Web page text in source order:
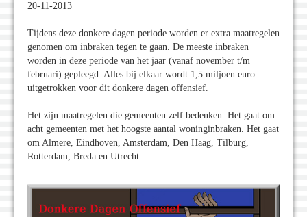
20-11-2013
Tijdens deze donkere dagen periode worden er extra maatregelen
genomen om inbraken tegen te gaan. De meeste inbraken
worden in deze periode van het jaar (vanaf november t/m
februari) gepleegd. Alles bij elkaar wordt 1,5 miljoen euro
uitgetrokken voor dit donkere dagen offensief.
Het zijn maatregelen die gemeenten zelf bedenken. Het gaat om
acht gemeenten met het hoogste aantal woninginbraken. Het gaat
om Almere, Eindhoven, Amsterdam, Den Haag, Tilburg,
Rotterdam, Breda en Utrecht.